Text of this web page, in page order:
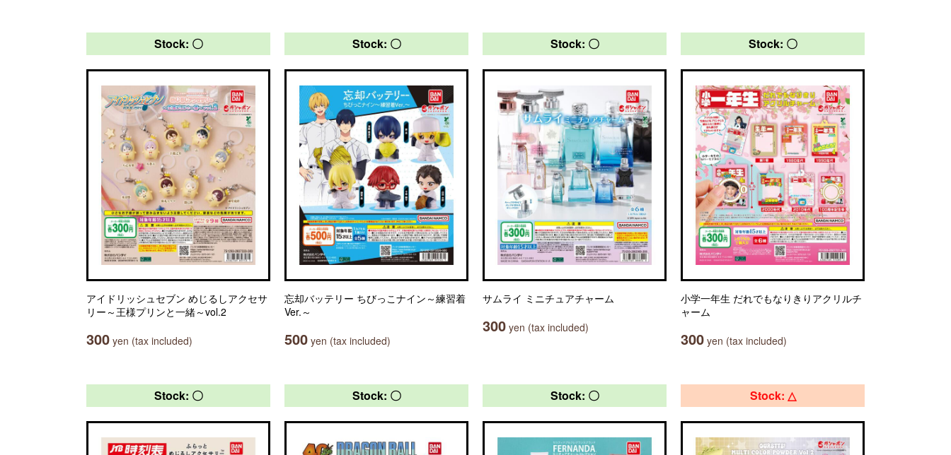
Stock: 〇
アイドリッシュセブン めじるしアクセサ
リー～王様プリンと一緒～vol.2
300 yen (tax included)
Stock: 〇
忘却バッテリー ちびっこナイン～練習着
Ver.～
500 yen (tax included)
Stock: 〇
サムライ ミニチュアチャーム
300 yen (tax included)
Stock: 〇
小学一年生 だれでもなりきりアクリルチ
ャーム
300 yen (tax included)
Stock: 〇 Stock: 〇 Stock: 〇 Stock: △